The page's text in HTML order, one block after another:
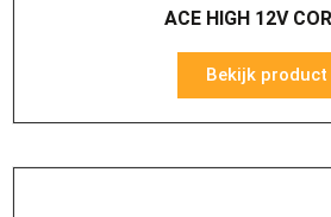
ACE HIGH 12V
Bekijk product